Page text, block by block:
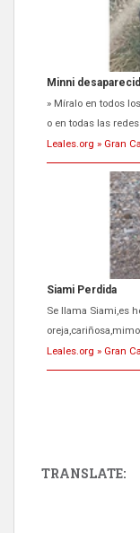
Minni
» Míralo en todos
o en todas las
Leales.org » Gran
Siami Perdida
Se llama Siami,es
Leales.org » Gran
TRANSLATE: